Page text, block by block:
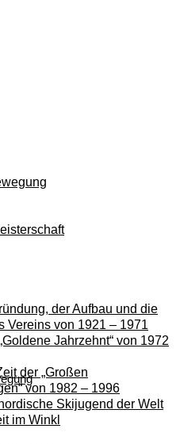
der Aufbau und die
Vereins von 1921 – 1971
Jahrzehnt“ von 1972
der „Großen
von 1982 – 1996
Skijugend der Welt
im Winkl